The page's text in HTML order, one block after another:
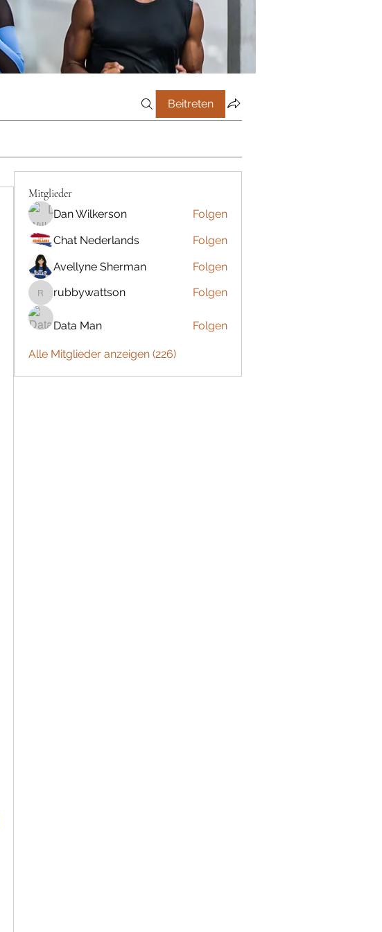
Beitreten
Mitglieder
Dan Wilkerson
Folgen
Chat Nederlands
Folgen
Avellyne Sherman
Folgen
rubbywattson
rubbywattson Folgen
Data Man Folgen
Alle Mitglieder anzeigen (226)